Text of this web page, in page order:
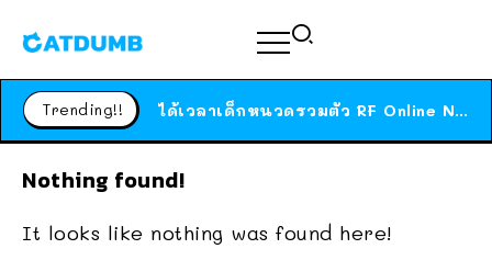
Trending!! ได้เวลาเด็กหนวดรวมตัว RF Online Next เปิดให้เล่นแล้ว เกม Sci-Fi MMORPG ระดับตำนาน เล่นได้ทั้งมือถือและ PC
Nothing found!
It looks like nothing was found here!